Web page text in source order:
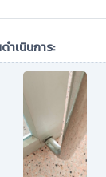
ำเนินการ: